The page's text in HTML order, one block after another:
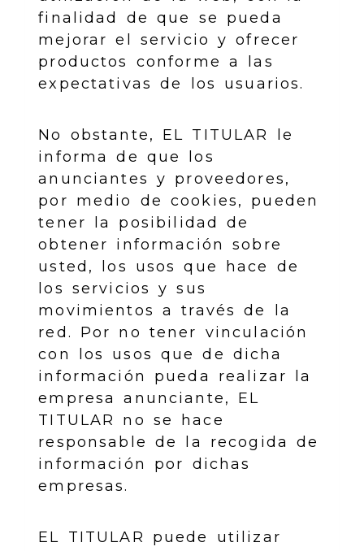
finalidad de que se pueda
mejorar el servicio y ofrecer
productos conforme a las
expectativas de los usuarios.
No obstante, EL TITULAR le
informa de que los
anunciantes y proveedores,
por medio de cookies, pueden
tener la posibilidad de
obtener información sobre
usted, los usos que hace de
los servicios y sus
movimientos a través de la
red. Por no tener vinculación
con los usos que de dicha
información pueda realizar la
empresa anunciante, EL
TITULAR no se hace
responsable de la recogida de
información por dichas
empresas.
EL TITULAR puede utilizar